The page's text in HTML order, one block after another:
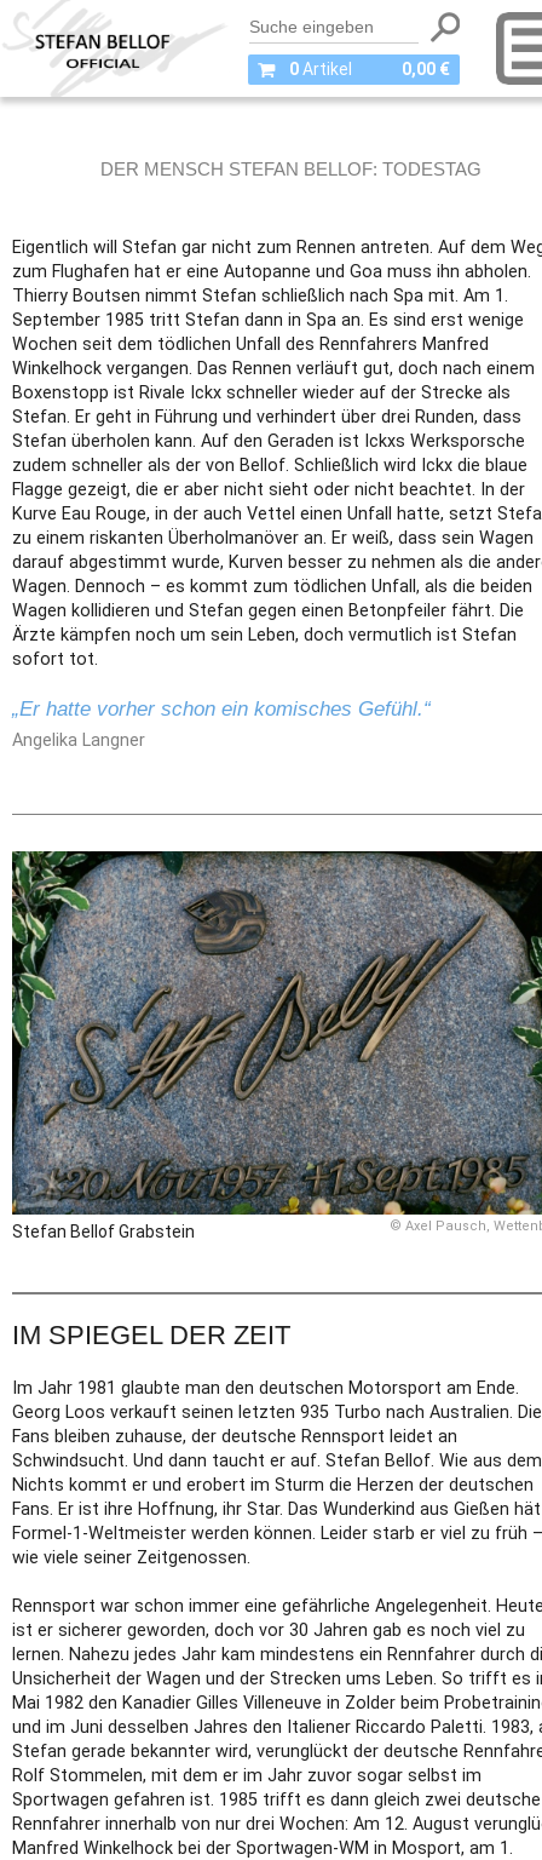
0Artikel 0,00 €
DER MENSCH STEFAN BELLOF: TODESTAG
Eigentlich will Stefan gar nicht zum Rennen antreten. Auf dem
zum Flughafen hat er eine Autopanne und Goa muss ihn abholen.
Thierry Boutsen nimmt Stefan schließlich nach Spa mit. Am 1.
September 1985 tritt Stefan dann in Spa an. Es sind erst wenige
Wochen seit dem tödlichen Unfall des Rennfahrers Manfred
Winkelhock vergangen. Das Rennen verläuft gut, doch nach einem
Boxenstopp ist Rivale Ickx schneller wieder auf der Strecke als
Stefan. Er geht in Führung und verhindert über drei Runden, dass
Stefan überholen kann. Auf den Geraden ist Ickxs Werksporsche
zudem schneller als der von Bellof. Schließlich wird Ickx die blaue
Flagge gezeigt, die er aber nicht sieht oder nicht beachtet. In der
Kurve Eau Rouge, in der auch Vettel einen Unfall hatte, setzt
zu einem riskanten Überholmanöver an. Er weiß, dass sein Wagen
darauf abgestimmt wurde, Kurven besser zu nehmen als die
Wagen. Dennoch – es kommt zum tödlichen Unfall, als die beiden
Wagen kollidieren und Stefan gegen einen Betonpfeiler fährt. Die
Ärzte kämpfen noch um sein Leben, doch vermutlich ist Stefan
sofort tot.
„Er hatte vorher schon ein komisches Gefühl.“
Angelika Langner
© Axel Pausch,
Stefan Bellof Grabstein
IM SPIEGEL DER ZEIT
Im Jahr 1981 glaubte man den deutschen Motorsport am Ende.
Georg Loos verkauft seinen letzten 935 Turbo nach Australien. Die
Fans bleiben zuhause, der deutsche Rennsport leidet an
Schwindsucht. Und dann taucht er auf. Stefan Bellof. Wie aus dem
Nichts kommt er und erobert im Sturm die Herzen der deutschen
Fans. Er ist ihre Hoffnung, ihr Star. Das Wunderkind aus Gießen
Formel-1-Weltmeister werden können. Leider starb er viel zu früh –
wie viele seiner Zeitgenossen.
Rennsport war schon immer eine gefährliche Angelegenheit.
ist er sicherer geworden, doch vor 30 Jahren gab es noch viel zu
lernen. Nahezu jedes Jahr kam mindestens ein Rennfahrer durch
Unsicherheit der Wagen und der Strecken ums Leben. So trifft es
Mai 1982 den Kanadier Gilles Villeneuve in Zolder beim
und im Juni desselben Jahres den Italiener Riccardo Paletti. 1983,
Stefan gerade bekannter wird, verunglückt der deutsche
Rolf Stommelen, mit dem er im Jahr zuvor sogar selbst im
Sportwagen gefahren ist. 1985 trifft es dann gleich zwei deutsche
Rennfahrer innerhalb von nur drei Wochen: Am 12. August
Manfred Winkelhock bei der Sportwagen-WM in Mosport, am 1.